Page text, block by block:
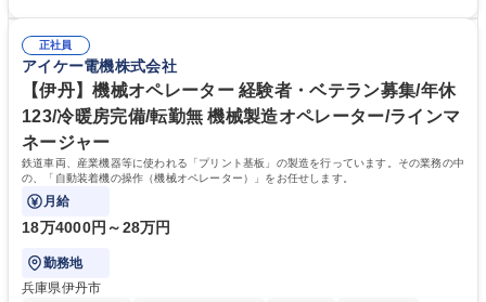
日数123日など、従業員の方々が働きやすい環境を作っております。 募集
職種 【伊丹】機械オペレーター★未経験・第二新卒歓迎！年休123/冷暖房
完備/転勤無
ください。当社、公共交通機関がまだ動いていない時間に終了することも
あるためです。バイク通勤等可能ですので、ご検討ください。 学歴・資格
学歴：大学院 大学 高専 短大 専修学校 高校 語学力： 資格：
正社員
アイケー電機株式会社
【伊丹】機械オペレーター 経験者・ベテラン募集/年休
123/冷暖房完備/転勤無 機械製造オペレーター/ラインマ
ネージャー
鉄道車両、産業機器等に使われる「プリント基板」の製造を行っています。その業務の中
の、「自動装着機の操作（機械オペレーター）」をお任せします。
月給
18万4000円～28万円
勤務地
兵庫県伊丹市